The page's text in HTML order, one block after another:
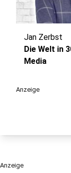
Jan Zerbst
Die Welt in
Media
Anzeige
Anzeige